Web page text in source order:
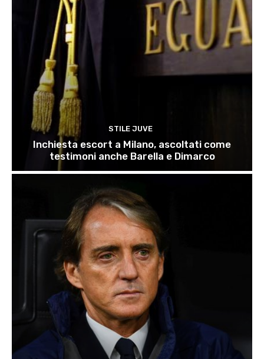
STILE JUVE
Inchiesta escort a Milano, ascoltati come
testimoni anche Barella e Dimarco